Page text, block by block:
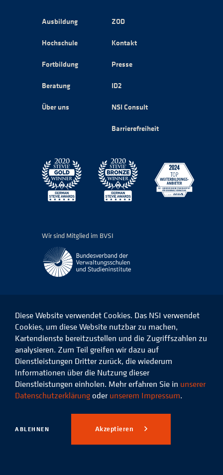
Ausbildung
Hochschule
Fortbildung
Beratung
Über uns
ZOD
Kontakt
Presse
ID2
NSI Consult
Barrierefreiheit
Wir sind Mitglied im BVSI
Das
NSI
Facebook
Das
NSI
auf
LinkedIn
Das
NSI
auf
Instagram
Das
Xing
© 2026 Niedersächsisches
Studieninstitut für kommunale
Verwaltung e.V.
Datenschutz Impressum
Diese Website verwendet Cookies. Das NSI verwendet
Cookies, um diese Website nutzbar zu machen,
Kartendienste bereitzustellen und die Zugriffszahlen zu
analysieren. Zum Teil greifen wir dazu auf
Dienstleistungen Dritter zurück, die wiederum
Informationen über die Nutzung dieser
Dienstleistungen einholen. Mehr erfahren Sie in unserer
Datenschutzerklärung oder unserem Impressum.
ABLEHNEN Akzeptieren